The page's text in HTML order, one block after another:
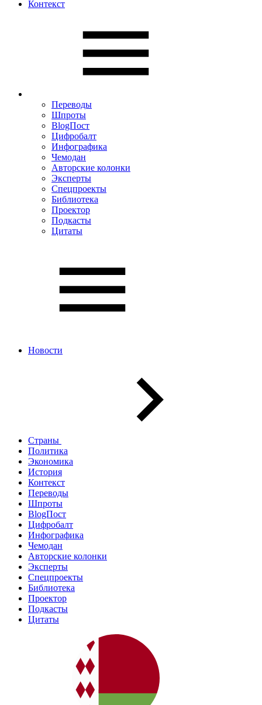
Контекст
Переводы
Шпроты
BlogПост
Цифробалт
Инфографика
Чемодан
Авторские колонки
Эксперты
Спецпроекты
Библиотека
Проектор
Подкасты
Цитаты
Новости
Страны
Политика
Экономика
История
Контекст
Переводы
Шпроты
BlogПост
Цифробалт
Инфографика
Чемодан
Авторские колонки
Эксперты
Спецпроекты
Библиотека
Проектор
Подкасты
Цитаты